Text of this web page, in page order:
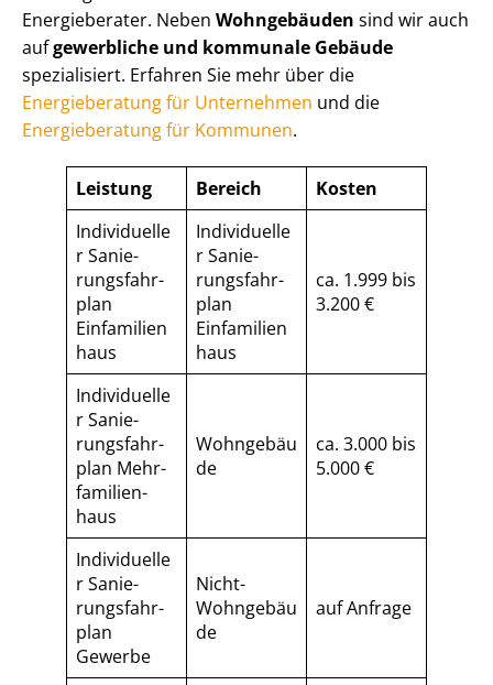
Energieberater. Neben Wohngebäuden sind wir auch
aufgewerbliche und kommunale Gebäude
spezialisiert. Erfahren Sie mehr über die
Energieberatung für Unternehmen und die
Energieberatung für Kommunen.
Leistung Bereich
Kosten
Individuelle
r Sa­nie­
rungs­fahr­
plan
Einfamilien
haus
Individuelle
r Sa­nie­
rungs­fahr­
plan
Einfamilien
haus
ca. 1.999 bis
3.200 €
Individuelle
r Sa­nie­
rungs­fahr­
plan Mehr­
fa­mi­li­en­
haus
Wohngebäu
de
ca. 3.000 bis
5.000 €
Individuelle
r Sa­nie­
rungs­fahr­
plan
Gewerbe
Nicht-
Wohngebäu
de
auf Anfrage